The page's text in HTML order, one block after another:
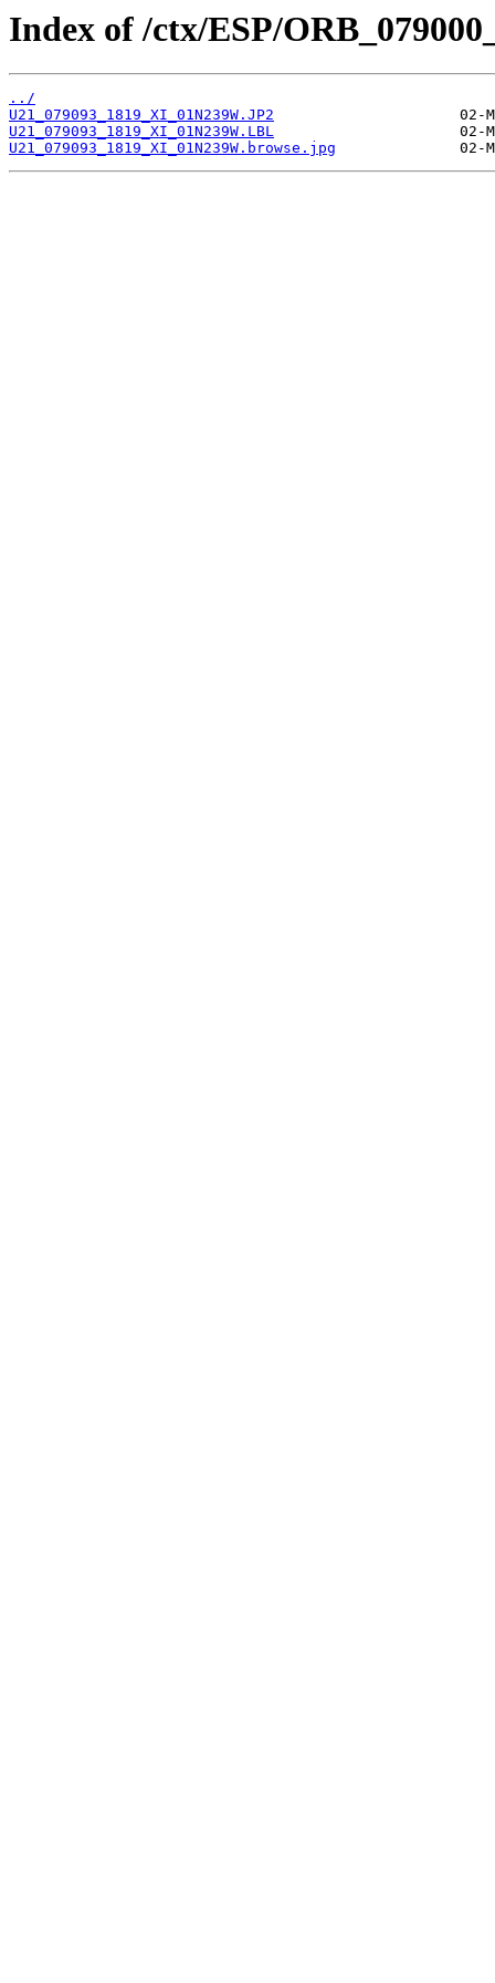
Index of /ctx/ESP/
../
U21_079093_1819_XI_01N239W.JP2
U21_079093_1819_XI_01N239W.LBL
U21_079093_1819_XI_01N239W.browse.jpg